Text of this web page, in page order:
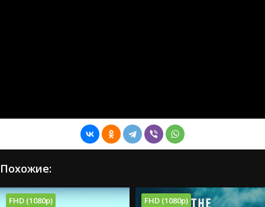
Похожие:
FHD (1080p) FHD (1080p)